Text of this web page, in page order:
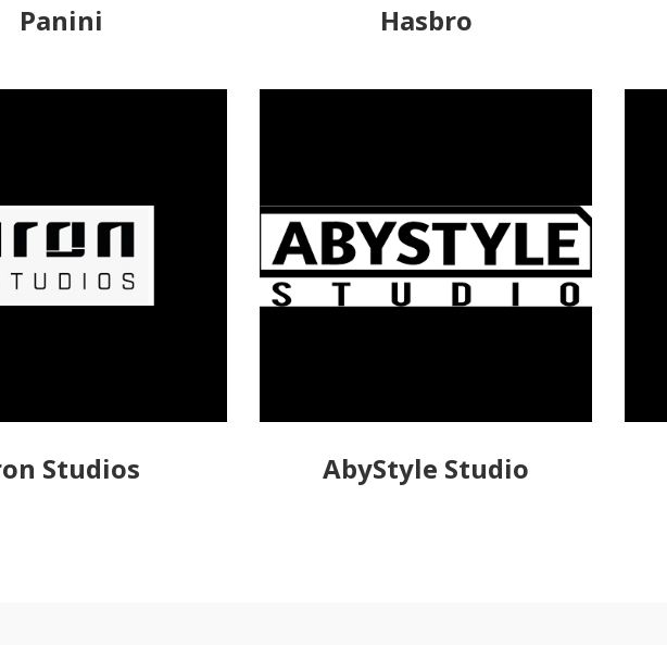
Panini Hasbro
Studios AbyStyle Studio